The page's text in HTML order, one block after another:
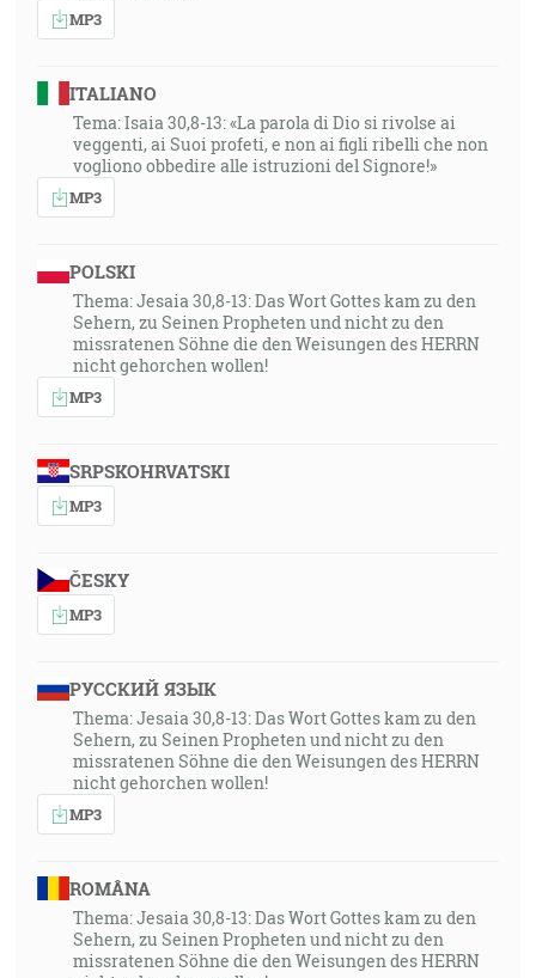
MP3
ITALIANO
Tema: Isaia 30,8-13: «La parola di Dio si rivolse ai
veggenti, ai Suoi profeti, e non ai figli ribelli che non
vogliono obbedire alle istruzioni del Signore!»
MP3
POLSKI
Thema: Jesaia 30,8-13: Das Wort Gottes kam zu den
Sehern, zu Seinen Propheten und nicht zu den
missratenen Söhne die den Weisungen des HERRN
nicht gehorchen wollen!
MP3
SRPSKOHRVATSKI
MP3
ČESKY
MP3
РУССКИЙ ЯЗЫК
Thema: Jesaia 30,8-13: Das Wort Gottes kam zu den
Sehern, zu Seinen Propheten und nicht zu den
missratenen Söhne die den Weisungen des HERRN
nicht gehorchen wollen!
MP3
ROMÂNA
Thema: Jesaia 30,8-13: Das Wort Gottes kam zu den
Sehern, zu Seinen Propheten und nicht zu den
missratenen Söhne die den Weisungen des HERRN